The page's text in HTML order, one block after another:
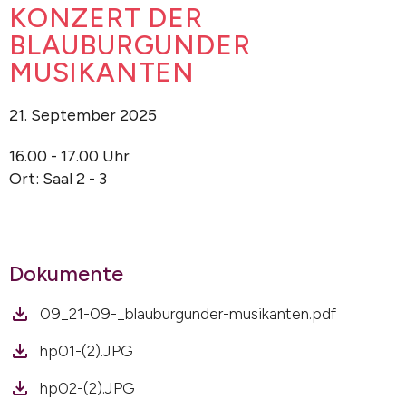
KONZERT DER
BLAUBURGUNDER
MUSIKANTEN
21. September 2025
16.00 - 17.00 Uhr
Ort: Saal 2 - 3
Dokumente
09_21-09-_blauburgunder-musikanten.pdf
hp01-(2).JPG
hp02-(2).JPG